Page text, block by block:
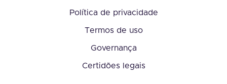
Política de privacidade
Termos de uso
Governança
Certidões legais